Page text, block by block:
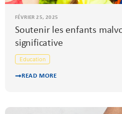
FÉVRIER 25, 2025
Soutenir les enfants
significative
Education
READ MORE